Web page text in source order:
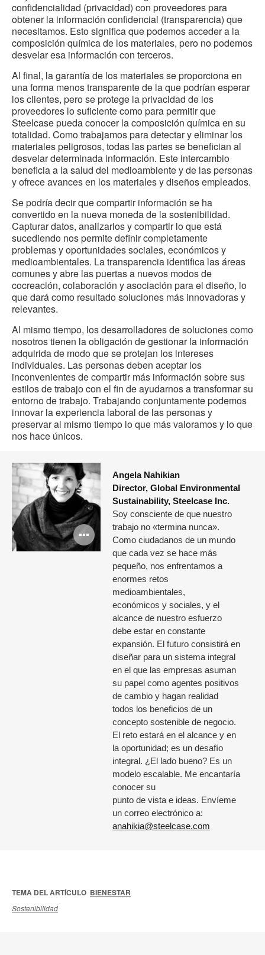
confidencialidad (privacidad) con proveedores para
obtener la información confidencial (transparencia) que
necesitamos. Esto significa que podemos acceder a la
composición química de los materiales, pero no podemos
desvelar esa información con terceros.
Al final, la garantía de los materiales se proporciona en
una forma menos transparente de la que podrían esperar
los clientes, pero se protege la privacidad de los
proveedores lo suficiente como para permitir que
Steelcase pueda conocer la composición química en su
totalidad. Como trabajamos para detectar y eliminar los
materiales peligrosos, todas las partes se benefician al
desvelar determinada información. Este intercambio
beneficia a la salud del medioambiente y de las personas
y ofrece avances en los materiales y diseños empleados.
Se podría decir que compartir información se ha
convertido en la nueva moneda de la sostenibilidad.
Capturar datos, analizarlos y compartir lo que está
sucediendo nos permite definir completamente
problemas y oportunidades sociales, económicos y
medioambientales. La transparencia identifica las áreas
comunes y abre las puertas a nuevos modos de
cocreación, colaboración y asociación para el diseño, lo
que dará como resultado soluciones más innovadoras y
relevantes.
Al mismo tiempo, los desarrolladores de soluciones como
nosotros tienen la obligación de gestionar la información
adquirida de modo que se protejan los intereses
individuales. Las personas deben aceptar los
inconvenientes de compartir más información sobre sus
estilos de trabajo con el fin de ayudarnos a transformar su
entorno de trabajo. Trabajando conjuntamente podemos
innovar la experiencia laboral de las personas y
preservar al mismo tiempo lo que más valoramos y lo que
nos hace únicos.
Open
image
tooltip
Angela Nahikian
Director, Global Environmental
Sustainability, Steelcase Inc.
Soy consciente de que nuestro
trabajo no «termina nunca».
Como ciudadanos de un mundo
que cada vez se hace más
pequeño, nos enfrentamos a
enormes retos
medioambientales,
económicos y sociales, y el
alcance de nuestro esfuerzo
debe estar en constante
expansión. El futuro consistirá en
diseñar para un sistema integral
en el que las empresas asuman
su papel como agentes positivos
de cambio y hagan realidad
todos los beneficios de un
concepto sostenible de negocio.
El reto estará en el alcance y en
la oportunidad; es un desafío
integral. ¿El lado bueno? Es un
modelo escalable. Me encantaría
conocer su
punto de vista e ideas. Envíeme
un correo electrónico a:
anahikia@steelcase.com
TEMA DEL ARTÍCULO BIENESTAR
Sostenibilidad